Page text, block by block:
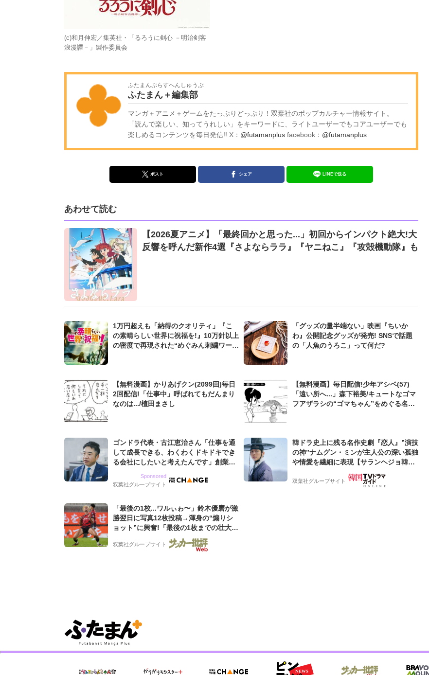
(c)和月伸宏／集英社・「るろうに剣心 －明治剣客
浪漫譚－」製作委員会
ふたまんぷらすへんしゅうぶ
ふたまん＋編集部
マンガ＋アニメ＋ゲームをたっぷりどっぷり！双葉社のポップカルチャー情報サイト。
「読んで楽しい、知ってうれしい」をキーワードに、ライトユーザーでもコアユーザーでも
楽しめるコンテンツを毎日発信!! X： @futamanplus facebook： @futamanplus
ポスト シェア LINEで送る
あわせて読む
【2026夏アニメ】「最終回かと思った...」初回からインパクト絶大!大
反響を呼んだ新作4選『さよならララ』『ヤニねこ』『攻殻機動隊』も
1万円超えも「納得のクオリティ」『こ
の素晴らしい世界に祝福を!』10万針以上
の密度で再現された“めぐみん刺繍ワーク
「グッズの量半端ない」映画『ちいか
わ』公開記念グッズが発売! SNSで話題
の「人魚のうろこ」って何だ?
【無料漫画】かりあげクン(2099回)毎日
2回配信!「仕事中」呼ばれてもだんまり
なのは.../植田まさし
【無料漫画】毎日配信!少年アシベ(57)
「遠い所へ...」森下裕美/キュートなゴマ
フアザラシの“ゴマちゃん”をめぐる名作
ゴンドラ代表・古江恵治さん「仕事を通
して成長できる、わくわくドキドキでき
る会社にしたいと考えたんです」創業来
グ会社のアイデンティティ
Sponsored
双葉社グループサイト
韓ドラ史上に残る名作史劇『恋人』”演技
の神”ナムグン・ミンが主人公の深い孤独
や情愛を繊細に表現【サランヘジョ韓ド
双葉社グループサイト
「最後の1枚...ワルぃゎ〜」鈴木優磨が激
勝翌日に写真12枚投稿→渾身の“煽りシ
ョット”に興奮!「最後の1枚までの壮大な
フリ」「知念くんのことどんだけ好きな
んよw」
双葉社グループサイト